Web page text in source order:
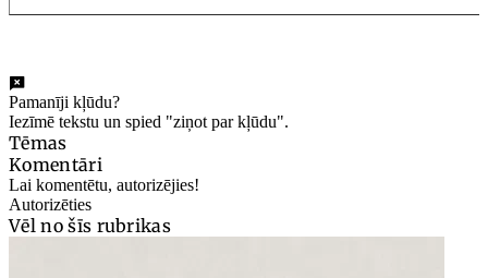
Pamanīji kļūdu?
Iezīmē tekstu un spied "ziņot par kļūdu".
Tēmas
Komentāri
Lai komentētu, autorizējies!
Autorizēties
Vēl no šīs rubrikas